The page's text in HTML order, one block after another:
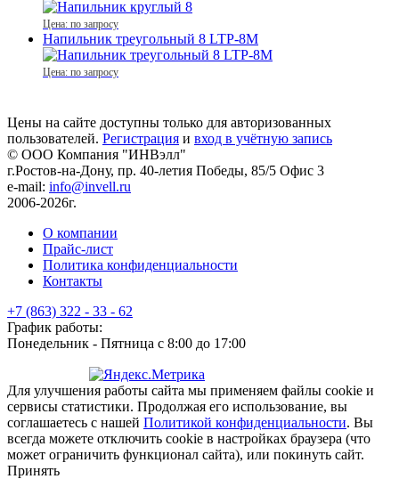
Цена: по запросу
Напильник треугольный 8 LTP-8М
Цена: по запросу
Цены на сайте доступны только для авторизованных
пользователей. Регистрация и вход в учётную запись
© ООО Компания "ИНВэлл"
г.Ростов-на-Дону, пр. 40-летия Победы, 85/5 Офис 3
e-mail: info@invell.ru
2006-2026г.
О компании
Прайс-лист
Политика конфиденциальности
Контакты
+7 (863) 322 - 33 - 62
График работы:
Понедельник - Пятница с 8:00 до 17:00
Для улучшения работы сайта мы применяем файлы cookie и
сервисы статистики. Продолжая его использование, вы
соглашаетесь с нашей Политикой конфиденциальности. Вы
всегда можете отключить cookie в настройках браузера (что
может ограничить функционал сайта), или покинуть сайт.
Принять